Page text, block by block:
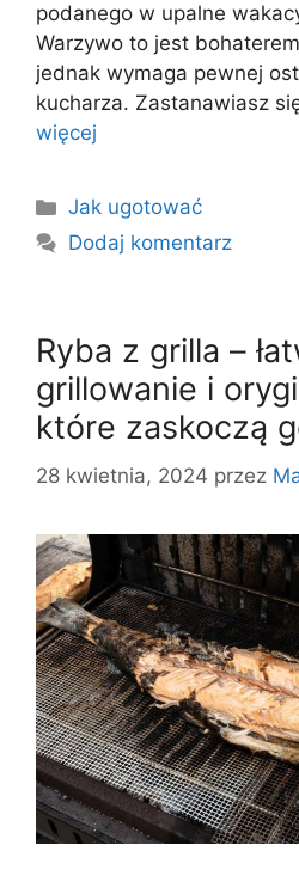
podanego w upalne
Warzywo to jest
jednak wymaga pewnej
kucharza. Zastanawiasz
więcej
Kategorie
Jak ugotować
Dodaj komentarz
Ryba z grilla –
grillowanie i
które zaskoczą
28 kwietnia, 2024 przez